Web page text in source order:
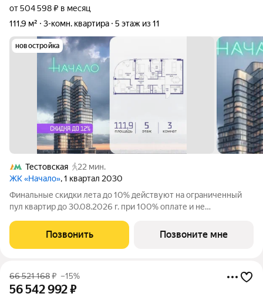
от 504 598 ₽ в месяц
111,9 м²
3-комн. квартира 5 этаж из 11
новостройка
Тестовская
22 мин.
ЖК «Начало», 1 квартал 2030
Финальные скидки лета до 10% действуют на ограниченный
пул квартир до 30.08.2026 г. при 100% оплате и не
перекрестке делового и исторического центров Москвы,
продается трехкомнатная квартира
Позвонить Позвоните мне
66 521 168₽ –15%
56 542 992₽